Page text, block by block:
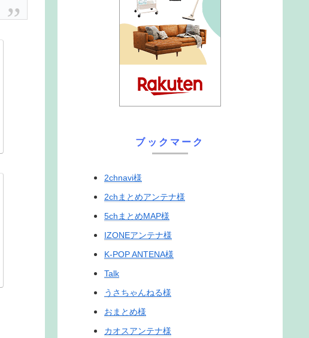
ブックマーク
2chnavi様
2chまとめアンテナ様
5chまとめMAP様
IZONEアンテナ様
K-POP ANTENA様
Talk
うさちゃんねる様
おまとめ様
カオスアンテナ様